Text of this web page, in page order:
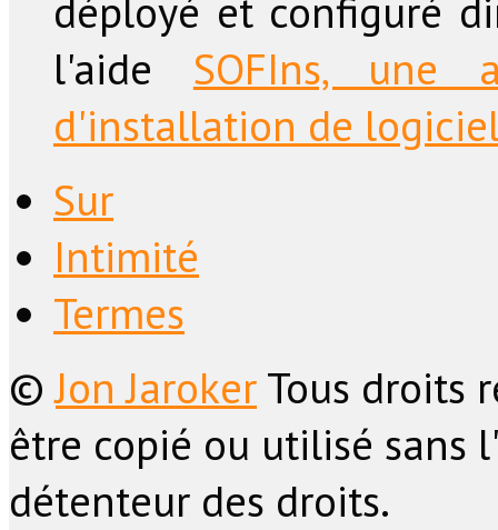
l'aide SOFIns, une
d'installation de
Sur
Intimité
Termes
©Jon JarokerTous droits
être copié ou utilisé sans
détenteur des droits.